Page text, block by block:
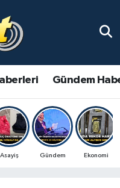
Gündem
Asayiş Gündem Ekonomi